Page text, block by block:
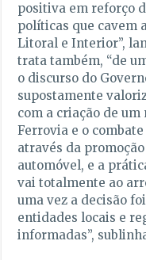
positiva em reforço
políticas que cavem
Litoral e Interior”,
trata também, “de
o discurso do
supostamente
com a criação de
Ferrovia e o
através da
automóvel, e a
vai totalmente ao
uma vez a decisão
entidades locais e
informadas”,